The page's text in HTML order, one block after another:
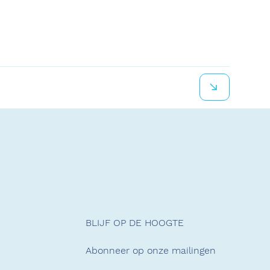
BLIJF OP DE HOOGTE
Abonneer op onze mailingen